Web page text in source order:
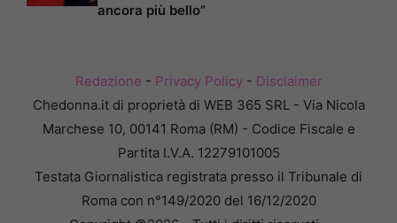
ancora più bello”
Redazione - Privacy Policy- Disclaimer
Chedonna.it di proprietà di WEB 365 SRL - Via Nicola
Marchese 10, 00141 Roma (RM) - Codice Fiscale e
Partita I.V.A. 12279101005
Testata Giornalistica registrata presso il Tribunale di
Roma con n°149/2020 del 16/12/2020